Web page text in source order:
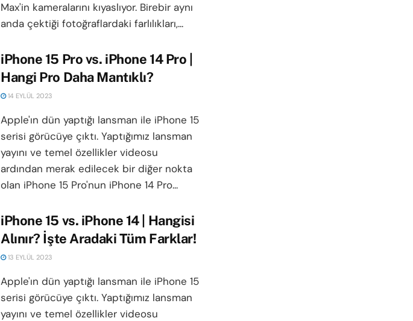
Max'in kameralarını kıyaslıyor. Birebir aynı
anda çektiği fotoğraflardaki farlılıkları,...
iPhone 15 Pro vs. iPhone 14 Pro |
Hangi Pro Daha Mantıklı?
14 EYLÜL 2023
Apple'ın dün yaptığı lansman ile iPhone 15
serisi görücüye çıktı. Yaptığımız lansman
yayını ve temel özellikler videosu
ardından merak edilecek bir diğer nokta
olan iPhone 15 Pro'nun iPhone 14 Pro...
iPhone 15 vs. iPhone 14 | Hangisi
Alınır? İşte Aradaki Tüm Farklar!
13 EYLÜL 2023
Apple'ın dün yaptığı lansman ile iPhone 15
serisi görücüye çıktı. Yaptığımız lansman
yayını ve temel özellikler videosu